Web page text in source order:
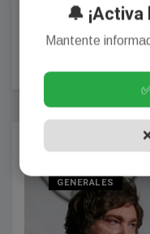
POSTEAR
Más Populares
GENERALES
🔔
Mantente